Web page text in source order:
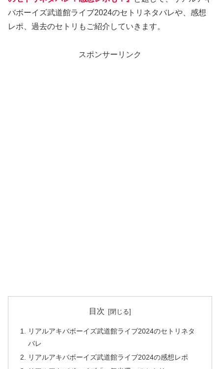
バボーイズ武道館ライブ2024のセトリネタバレや、感想
レポ、過去のセトリもご紹介していきます。
スポンサーリンク
目次
リアルアキバボーイズ武道館ライブ2024のセトリネタ
バレ
リアルアキバボーイズ武道館ライブ2024の感想レポ